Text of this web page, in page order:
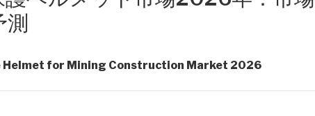
Helmet for Mining Construction Market 2026